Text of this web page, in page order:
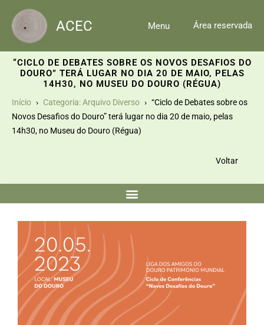
content
ACEC Menu Área reservada
“CICLO DE DEBATES SOBRE OS NOVOS DESAFIOS DO
DOURO” TERÁ LUGAR NO DIA 20 DE MAIO, PELAS
14H30, NO MUSEU DO DOURO (RÉGUA)
Início Categoria: Arquivo Diverso
“Ciclo de Debates sobre os
Novos Desafios do Douro” terá lugar no dia 20 de maio, pelas
14h30, no Museu do Douro (Régua)
Voltar